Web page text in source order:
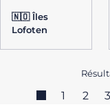
🇳🇴 Îles
Lofoten
1 2 3